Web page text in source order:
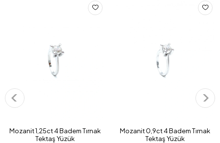
Mozanit 1,25ct 4 Badem Tırnak
Tektaş Yüzük
Mozanit 0,9ct 4 Badem Tırnak
Tektaş Yüzük